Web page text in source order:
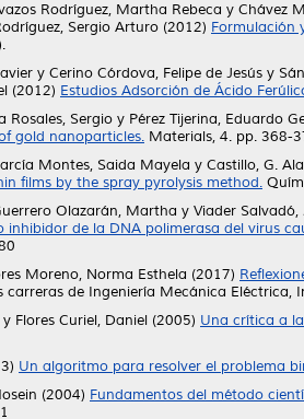
Rodríguez, Martha Rebeca y Chávez
Sergio Arturo (2012) Formulación
y Cerino Córdova, Felipe de Jesús y
(2012) Estudios Adsorción de Ácido
Rosales, Sergio y Pérez Tijerina, Eduardo
gold nanoparticles. Materials, 4. pp. 368-
Montes, Saida Mayela y Castillo, G.
films by the spray pyrolysis method.
Olazarán, Martha y Viader Salvadó,
inhibidor de la DNA polimerasa del virus
Moreno, Norma Esthela (2017)
carreras de Ingeniería Mecánica
y Flores Curiel, Daniel (2005) Una crítica a
Un algoritmo para resolver el problema
(2004) Fundamentos del método